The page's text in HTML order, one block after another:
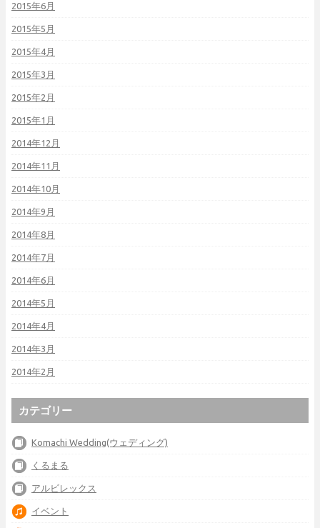
2015年6月
2015年5月
2015年4月
2015年3月
2015年2月
2015年1月
2014年12月
2014年11月
2014年10月
2014年9月
2014年8月
2014年7月
2014年6月
2014年5月
2014年4月
2014年3月
2014年2月
カテゴリー
Komachi Wedding(ウェディング)
くるまる
アルビレックス
イベント